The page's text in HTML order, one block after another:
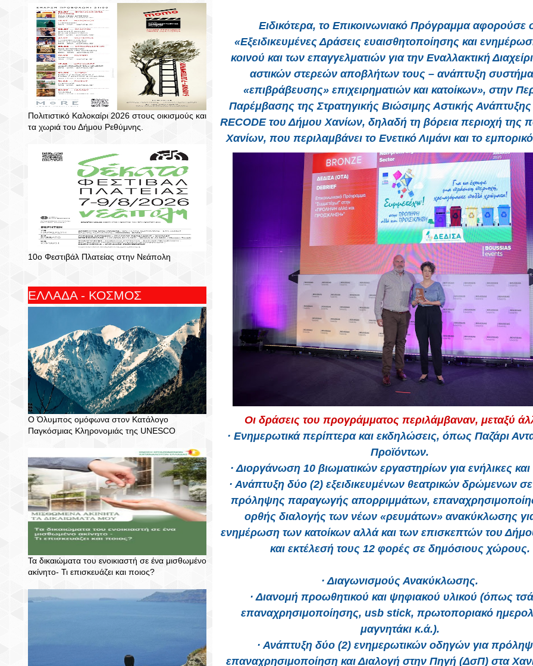
Πολιτιστικό Καλοκαίρι 2026 στους οικισμούς και
τα χωριά του Δήμου Ρεθύμνης.
10ο Φεστιβάλ Πλατείας στην Νεάπολη
ΕΛΛΑΔΑ - ΚΟΣΜΟΣ
Ο Όλυμπος ομόφωνα στον Κατάλογο
Παγκόσμιας Κληρονομιάς της UNESCO
Τα δικαιώματα του ενοικιαστή σε ένα μισθωμένο
ακίνητο- Τι επισκευάζει και ποιος?
Ειδικότερα, το Επικοινωνιακό Πρόγραμμα αφορούσε
«Εξειδικευμένες Δράσεις ευαισθητοποίησης και
κοινού και των επαγγελματιών για την Εναλλακτική
αστικών στερεών αποβλήτων τους – ανάπτυξη
«επιβράβευσης» επιχειρηματιών και κατοίκων», στην
Παρέμβασης της Στρατηγικής Βιώσιμης Αστικής
RECODE του Δήμου Χανίων, δηλαδή τη βόρεια περιοχή της
Χανίων, που περιλαμβάνει το Ενετικό Λιμάνι και το
Οι δράσεις του προγράμματος περιλάμβαναν, μεταξύ
· Ενημερωτικά περίπτερα και εκδηλώσεις, όπως Παζάρι
Προϊόντων.
· Διοργάνωση 10 βιωματικών εργαστηρίων για ενήλικες και
· Ανάπτυξη δύο (2) εξειδικευμένων θεατρικών δρώμενων
πρόληψης παραγωγής απορριμμάτων,
ορθής διαλογής των νέων «ρευμάτων» ανακύκλωσης
ενημέρωση των κατοίκων αλλά και των επισκεπτών του
και εκτέλεσή τους 12 φορές σε δημόσιους χώρους.
· Διαγωνισμούς Ανακύκλωσης.
· Διανομή προωθητικού και ψηφιακού υλικού (όπως
επαναχρησιμοποίησης, usb stick, πρωτοποριακό
μαγνητάκι κ.ά.).
· Ανάπτυξη δύο (2) ενημερωτικών οδηγών για
επαναχρησιμοποίηση και Διαλογή στην Πηγή (ΔσΠ) στα